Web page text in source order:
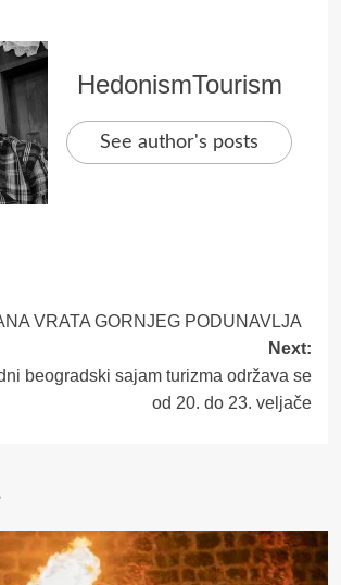
HedonismTourism
See author's posts
VRATA GORNJEG PODUNAVLJA
Next:
beogradski sajam turizma održava se
od 20. do 23. veljače